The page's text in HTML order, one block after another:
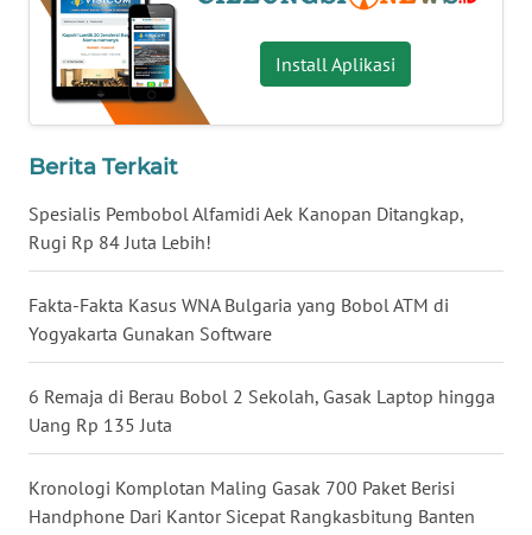
Install Aplikasi
Berita Terkait
Spesialis Pembobol Alfamidi Aek Kanopan Ditangkap,
Rugi Rp 84 Juta Lebih!
Fakta-Fakta Kasus WNA Bulgaria yang Bobol ATM di
Yogyakarta Gunakan Software
6 Remaja di Berau Bobol 2 Sekolah, Gasak Laptop hingga
Uang Rp 135 Juta
Kronologi Komplotan Maling Gasak 700 Paket Berisi
Handphone Dari Kantor Sicepat Rangkasbitung Banten
MALUKU
WN
MALUT
WN
WN
TOBA
NIAS
WN
LANGKAT